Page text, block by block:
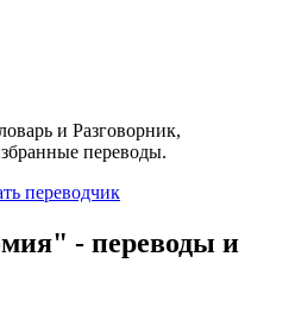
и Разговорник,
переводы.
- переводы и